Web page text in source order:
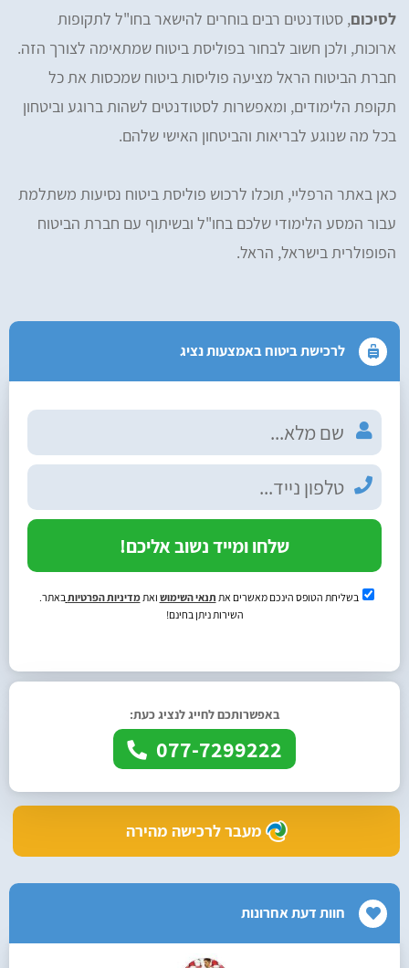
לסיכום, סטודנטים רבים בוחרים להישאר בחו"ל לתקופות
ארוכות, ולכן חשוב לבחור בפוליסת ביטוח שמתאימה לצורך הזה.
חברת הביטוח הראל מציעה פוליסות ביטוח שמכסות את כל
תקופת הלימודים, ומאפשרות לסטודנטים לשהות ברוגע וביטחון
בכל מה שנוגע לבריאות והביטחון האישי שלהם.
כאן באתר הרפליי, תוכלו לרכוש פוליסת ביטוח נסיעות משתלמת
עבור המסע הלימודי שלכם בחו"ל ובשיתוף עם חברת הביטוח
הפופולרית בישראל, הראל.
לרכישת ביטוח באמצעות נציג
שלחו ומייד נשוב אליכם!
בשליחת הטופס הינכם מאשרים את תנאי השימוש ואתמדיניות הפרטיותבאתר.
השירות ניתן בחינם!
באפשרותכם לחייג לנציג כעת:
077-7299222
מעבר לרכישה מהירה
חוות דעת אחרונות